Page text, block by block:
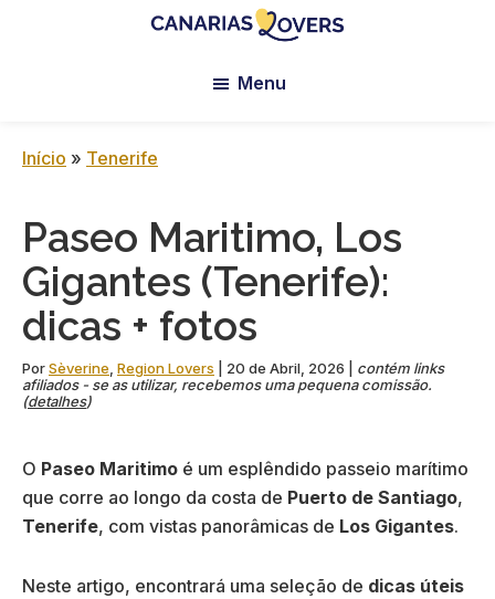
Lovers:
Gran
Canaria
e
Menu
Início » Tenerife
Paseo Maritimo, Los
Gigantes (Tenerife):
dicas + fotos
PorSèverine Region Lovers 20 de Abril, 2026
contém links
afiliados - se as utilizar, recebemos uma pequena comissão.
(detalhes)
O Paseo Maritimo é um esplêndido passeio marítimo
que corre ao longo da costa de Puerto de Santiago,
Tenerife, com vistas panorâmicas de Los Gigantes.
Neste artigo, encontrará uma seleção de dicas úteis